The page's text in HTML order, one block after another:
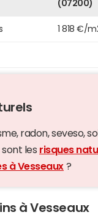
(07200)
1 818 €/
radon, seveso,
sont les risques
à Vesseaux ?
à Vesseaux